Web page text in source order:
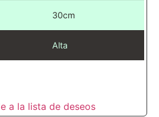
30cm
Alta
a la lista de deseos